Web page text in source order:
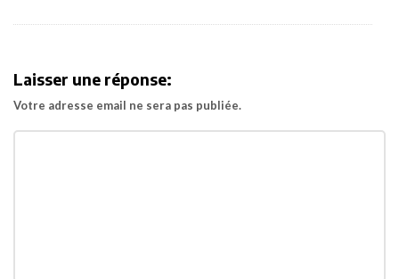
Laisser une réponse:
Votre adresse email ne sera pas publiée.